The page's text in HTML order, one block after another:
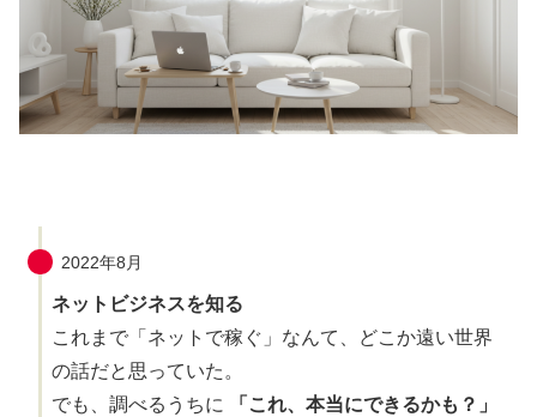
2022年8月
ネットビジネスを知る
これまで「ネットで稼ぐ」なんて、どこか遠い世界
の話だと思っていた。
でも、調べるうちに
「これ、本当にできるかも？」